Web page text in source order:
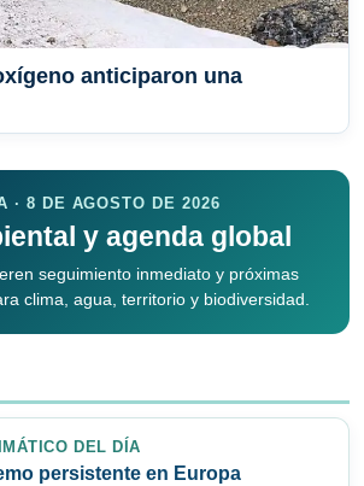
anticiparon una
· 8 DE AGOSTO DE 2026
y agenda global
seguimiento inmediato y próximas
clima, agua, territorio y biodiversidad.
DEL DÍA
persistente en Europa